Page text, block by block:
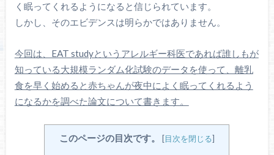
く眠ってくれるようになると信じられています。
しかし、そのエビデンスは明らかではありません。
今回は、EAT studyというアレルギー科医であれば誰しもが
知っている大規模ランダム化試験のデータを使って、離乳
食を早く始めると赤ちゃんが夜中によく眠ってくれるよう
になるかを調べた論文について書きます。
このページの目次です。 [目次を閉じる]